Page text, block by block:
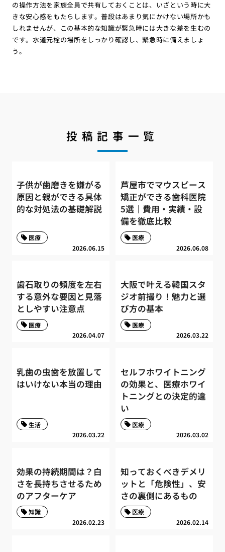
の操作方法を家族全員で共有しておくことは、いざという時に大
きな安心感をもたらします。普段はあまり気にかけない場所かも
しれませんが、この基本的な知識が緊急時には大きな差を生むの
です。水道元栓の場所をしっかり確認し、緊急時に備えましょ
う。
投稿記事一覧
子供が歯磨きを嫌がる
原因と親ができる具体
的な対処法の基礎解説
2026.06.15
医療
芦屋市でマウスピース
矯正ができる歯科医院
5選｜費用・実績・設
備を徹底比較
2026.06.08
医療
歯石取りの頻度を左右
する意外な要因と見落
としやすい注意点
2026.04.07
医療
大阪で叶える韓国スタ
ジオ前撮り！魅力と選
び方の基本
2026.03.22
医療
乳歯の虫歯を放置して
はいけない本当の理由
2026.03.22
生活
セルフホワイトニング
の効果と、医療ホワイ
トニングとの決定的違
い
2026.03.02
医療
効果の持続期間は？白
さを長持ちさせるため
のアフターケア
2026.02.23
知識
知っておくべきデメリ
ットと「危険性」、安
さの裏側にあるもの
2026.02.14
医療